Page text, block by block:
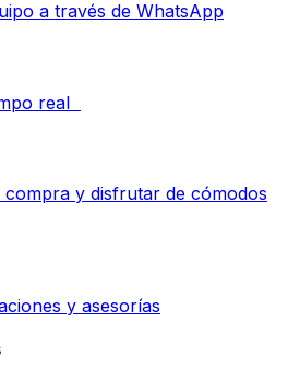
a través de WhatsApp
real
y disfrutar de cómodos
y asesorías